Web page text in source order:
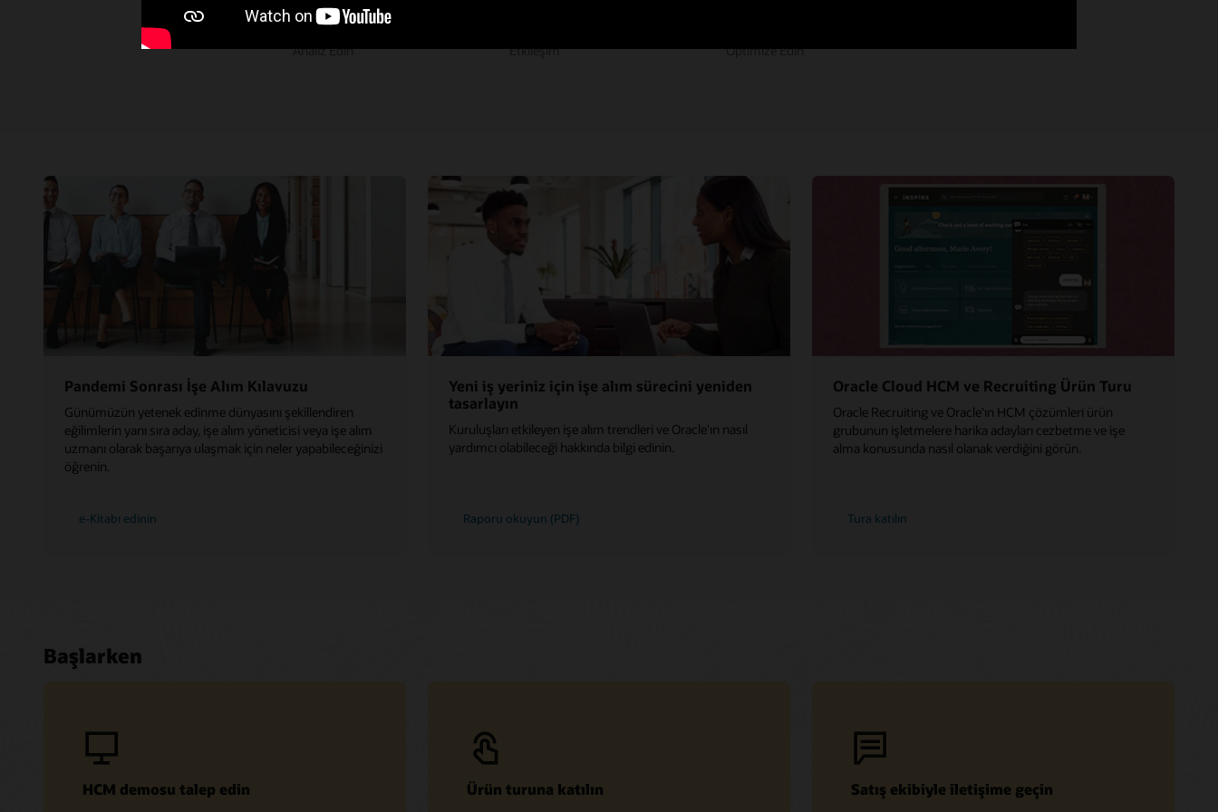
Analiz Edin Analiz Edin
Etkileşim Optimize Edin
Pandemi Sonrası İşe Alım Kılavuzu
Günümüzün yetenek edinme dünyasını şekillendiren
eğilimlerin yanı sıra aday, işe alım yöneticisi veya işe alım
uzmanı olarak başarıya ulaşmak için neler yapabileceğinizi
öğrenin.
e-Kitabı edinin
Yeni iş yeriniz için işe alım sürecini yeniden
tasarlayın
Kuruluşları etkileyen işe alım trendleri ve Oracle'ın nasıl
yardımcı olabileceği hakkında bilgi edinin.
Raporu okuyun (PDF)
Oracle Cloud HCM ve Recruiting Ürün Turu
Oracle Recruiting ve Oracle'ın HCM çözümleri ürün
grubunun işletmelere harika adayları cezbetme ve işe
alma konusunda nasıl olanak verdiğini görün.
Tura katılın
Başlarken
HCM demosu talep edin Ürün turuna katılın Satış ekibiyle iletişime geçin